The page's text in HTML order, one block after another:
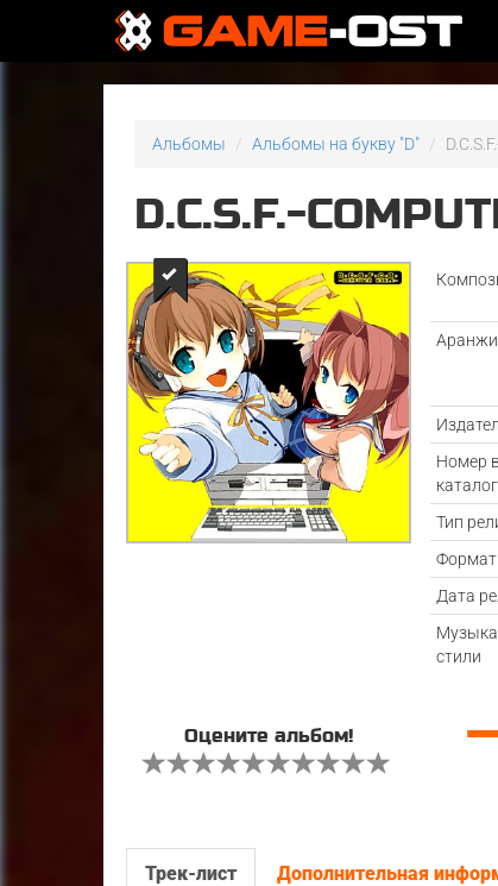
Альбомы Альбомы на букву "D"
D.C.S.F.-
Номер в
Тип
Формат
Дата
стили
Оцените альбом!
Трек-лист Дополнительная